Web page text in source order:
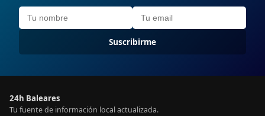
Suscribirme
24h Baleares
Tu fuente de información local actualizada.